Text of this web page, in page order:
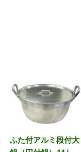
ふた付アルミ段付大